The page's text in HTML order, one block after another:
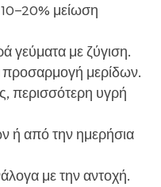
μείωση
γεύματα με ζύγιση.
προσαρμογή μερίδων.
περισσότερη υγρή
ή από την ημερήσια
με την αντοχή.